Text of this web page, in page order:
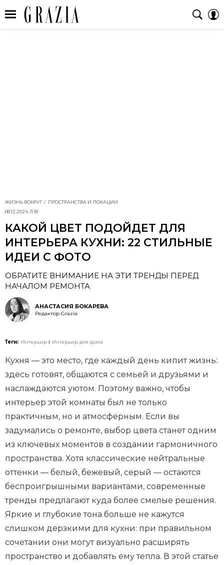
ЖИЗНЬ ВОКРУГ
ПРОСТРАНСТВА И ЛОКАЦИИ
08.12.2024, 11:18
КАКОЙ ЦВЕТ ПОДОЙДЕТ ДЛЯ
ИНТЕРЬЕРА КУХНИ: 22 СТИЛЬНЫЕ
ИДЕИ С ФОТО
ОБРАТИТЕ ВНИМАНИЕ НА ЭТИ ТРЕНДЫ ПЕРЕД
НАЧАЛОМ РЕМОНТА
АНАСТАСИЯ БОКАРЕВА
Редактор Grazia
Теги: Интерьер Интерьер для дома
Кухня — это место, где каждый день кипит жизнь:
здесь готовят, общаются с семьей и друзьями и
наслаждаются уютом. Поэтому важно, чтобы
интерьер этой комнаты был не только
практичным, но и атмосферным. Если вы
задумались о ремонте, выбор цвета станет одним
из ключевых моментов в создании гармоничного
пространства. Хотя классические нейтральные
оттенки — белый, бежевый, серый — остаются
беспроигрышными вариантами, современные
тренды предлагают куда более смелые решения.
Яркие и глубокие тона больше не кажутся
слишком дерзкими для кухни: при правильном
сочетании они могут визуально расширять
пространство и добавлять ему тепла. В этой статье